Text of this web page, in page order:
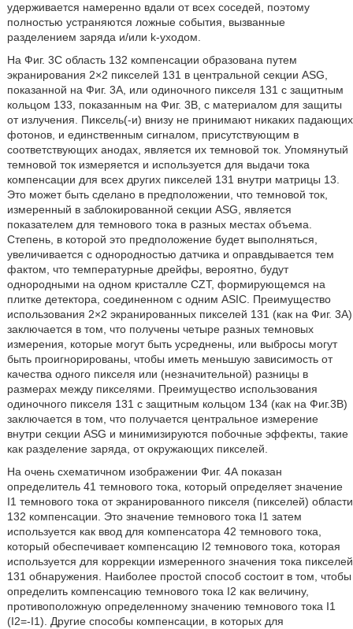
удерживается намеренно вдали от всех соседей, поэтому
полностью устраняются ложные события, вызванные
разделением заряда и/или k-уходом.
На Фиг. 3С область 132 компенсации образована путем
экранирования 2×2 пикселей 131 в центральной секции ASG,
показанной на Фиг. 3A, или одиночного пикселя 131 с защитным
кольцом 133, показанным на Фиг. 3B, с материалом для защиты
от излучения. Пиксель(-и) внизу не принимают никаких падающих
фотонов, и единственным сигналом, присутствующим в
соответствующих анодах, является их темновой ток. Упомянутый
темновой ток измеряется и используется для выдачи тока
компенсации для всех других пикселей 131 внутри матрицы 13.
Это может быть сделано в предположении, что темновой ток,
измеренный в заблокированной секции ASG, является
показателем для темнового тока в разных местах объема.
Степень, в которой это предположение будет выполняться,
увеличивается с однородностью датчика и оправдывается тем
фактом, что температурные дрейфы, вероятно, будут
однородными на одном кристалле CZT, формирующемся на
плитке детектора, соединенном с одним ASIC. Преимущество
использования 2×2 экранированных пикселей 131 (как на Фиг. 3A)
заключается в том, что получены четыре разных темновых
измерения, которые могут быть усреднены, или выбросы могут
быть проигнорированы, чтобы иметь меньшую зависимость от
качества одного пикселя или (незначительной) разницы в
размерах между пикселями. Преимущество использования
одиночного пикселя 131 с защитным кольцом 134 (как на Фиг.3В)
заключается в том, что получается центральное измерение
внутри секции ASG и минимизируются побочные эффекты, такие
как разделение заряда, от окружающих пикселей.
На очень схематичном изображении Фиг. 4А показан
определитель 41 темнового тока, который определяет значение
I1 темнового тока от экранированного пикселя (пикселей) области
132 компенсации. Это значение темнового тока I1 затем
используется как ввод для компенсатора 42 темнового тока,
который обеспечивает компенсацию I2 темнового тока, которая
используется для коррекции измеренного значения тока пикселей
131 обнаружения. Наиболее простой способ состоит в том, чтобы
определить компенсацию темнового тока I2 как величину,
противоположную определенному значению темнового тока I1
(I2=-I1). Другие способы компенсации, в которых для